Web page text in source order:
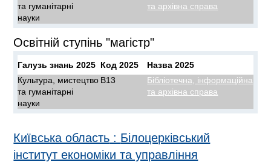
та гуманітарні
науки
та архівна справа
Освітній ступінь "магістр"
Галузь знань 2025 Код 2025
Назва 2025
Культура, мистецтво
та гуманітарні
науки
B13
Бібліотечна, інформаційна
та архівна справа
Київська область : Білоцерківський
інститут економіки та управління